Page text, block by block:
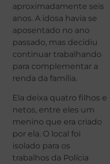
aproximadamente seis
anos. A idosa havia se
aposentado no ano
passado, mas decidiu
continuar trabalhando
para complementar a
renda da família.
Ela deixa quatro filhos e
netos, entre eles um
menino que era criado
por ela. O local foi
isolado para os
trabalhos da Polícia